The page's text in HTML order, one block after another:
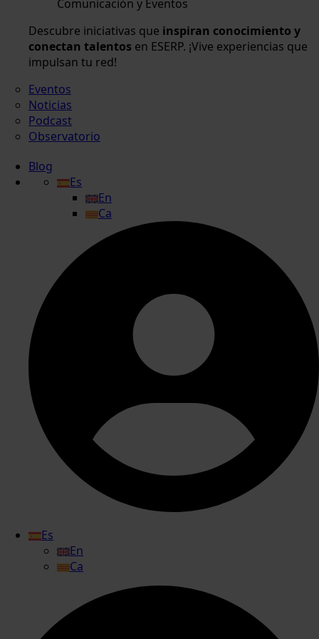
Comunicación y Eventos
Descubre iniciativas que inspiran conocimiento y
conectan talentos en ESERP. ¡Vive experiencias que
impulsan tu red!
Eventos
Noticias
Podcast
Observatorio
Blog
Es
En
Ca
Es
En
Ca